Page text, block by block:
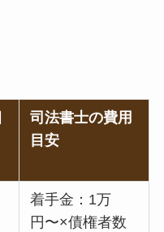
司法書士の費用
目安
着手金：1万
円〜×債権者数